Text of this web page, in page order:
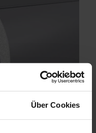
Über Cookies